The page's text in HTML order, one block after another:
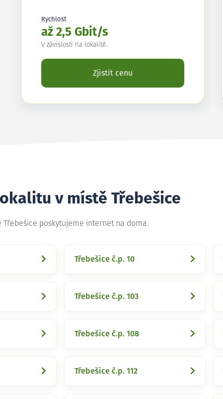
Rychlost
až 2,5 Gbit/s
V závislosti na lokalitě.
Zjistit cenu
v místě Třebešice
Třebešice poskytujeme internet na doma.
Třebešice č.p. 10
Třebešice č.p. 103
Třebešice č.p. 108
Třebešice č.p. 112